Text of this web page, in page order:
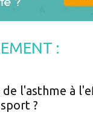
:
l'asthme à
?